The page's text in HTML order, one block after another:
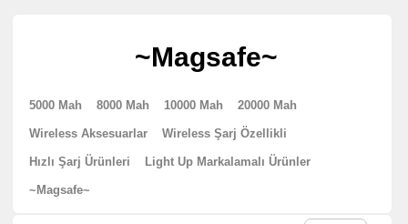
~Magsafe~
5000 Mah 8000 Mah 10000 Mah 20000 Mah
Wireless Aksesuarlar Wireless Şarj Özellikli
Hızlı Şarj Ürünleri Light Up Markalamalı Ürünler
~Magsafe~